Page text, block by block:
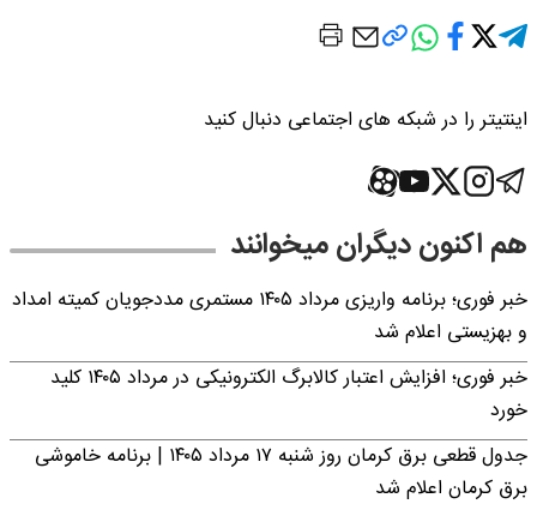
اینتیتر را در شبکه های اجتماعی دنبال کنید
هم اکنون دیگران میخوانند
خبر فوری؛ برنامه واریزی مرداد ۱۴۰۵ مستمری مددجویان کمیته امداد
و بهزیستی اعلام شد
خبر فوری؛ افزایش اعتبار کالابرگ الکترونیکی در مرداد ۱۴۰۵ کلید
خورد
جدول قطعی برق کرمان روز شنبه ۱۷ مرداد ۱۴۰۵ | برنامه خاموشی
برق کرمان اعلام شد